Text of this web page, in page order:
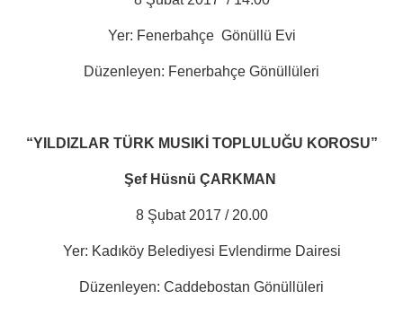
Yer: Fenerbahçe Gönüllü Evi
Düzenleyen: Fenerbahçe Gönüllüleri
“YILDIZLAR TÜRK MUSIKİ TOPLULUĞU KOROSU”
Şef Hüsnü ÇARKMAN
8 Şubat 2017 / 20.00
Yer: Kadıköy Belediyesi Evlendirme Dairesi
Düzenleyen: Caddebostan Gönüllüleri